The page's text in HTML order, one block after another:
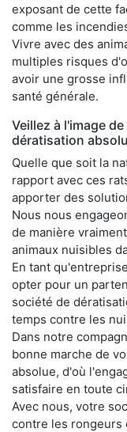
exposant de cette
comme les
Vivre avec des
multiples risques
avoir une grosse
santé générale.
Veillez à l'image
dératisation
Quelle que soit la
rapport avec ces
apporter des
Nous nous
de manière
animaux nuisibles
En tant
opter pour un
société de
temps contre les
Dans notre
bonne marche de
absolue, d'où
satisfaire en toute
Avec nous, votre
contre les rongeurs